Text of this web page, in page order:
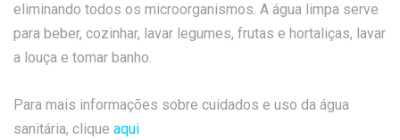
eliminando todos os microorganismos. A água limpa serve
para beber, cozinhar, lavar legumes, frutas e hortaliças, lavar
a louça e tomar banho.
Para mais informações sobre cuidados e uso da água
sanitária, clique aqui